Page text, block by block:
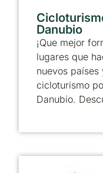
Danubio
¡Que mejor
lugares que
nuevos
cicloturismo
Danubio.